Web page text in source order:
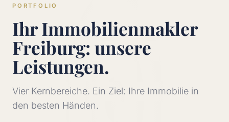
PORTFOLIO
Ihr Immobilienmakler
Freiburg: unsere
Leistungen.
Vier Kernbereiche. Ein Ziel: Ihre Immobilie in
den besten Händen.